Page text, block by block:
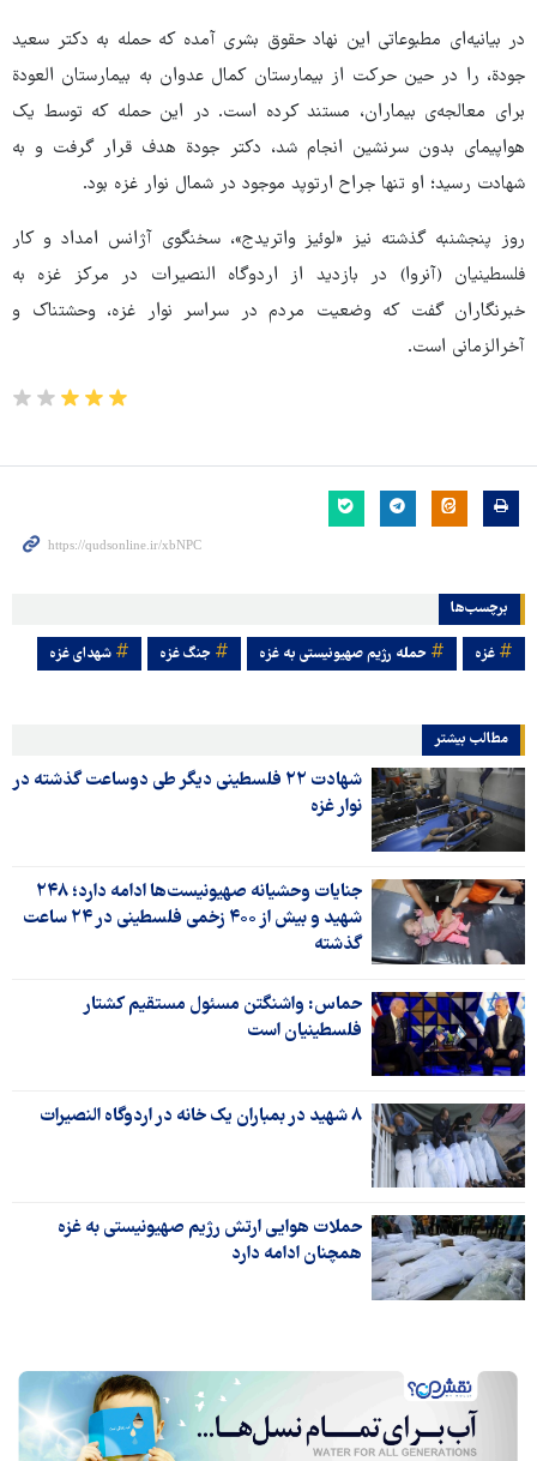
در بیانیه‌ای مطبوعاتی این نهاد حقوق بشری آمده که حمله به دکتر سعید
جودة، را در حین حرکت از بیمارستان کمال عدوان به بیمارستان العودة
برای معالجه‌ی بیماران، مستند کرده است. در این حمله که توسط یک
هواپیمای بدون سرنشین انجام شد، دکتر جودة هدف قرار گرفت و به
شهادت رسید؛ او تنها جراح ارتوپد موجود در شمال نوار غزه بود.
روز پنجشنبه گذشته نیز «لوئیز واتریدج»، سخنگوی آژانس امداد و کار
فلسطینیان (آنروا) در بازدید از اردوگاه النصیرات در مرکز غزه به
خبرنگاران گفت که وضعیت مردم در سراسر نوار غزه، وحشتناک و
آخرالزمانی است.
برچسب‌ها
غزه حمله رژیم صهیونیستی به غزه جنگ غزه شهدای غزه
مطالب بیشتر
شهادت ۲۲ فلسطینی دیگر طی دوساعت گذشته در
نوار غزه
جنایات وحشیانه صهیونیست‌ها ادامه دارد؛ ۲۴۸
شهید و بیش از ۴۰۰ زخمی فلسطینی در ۲۴ ساعت
گذشته
حماس: واشنگتن مسئول مستقیم کشتار
فلسطینیان است
۸ شهید در بمباران یک خانه در اردوگاه النصیرات
حملات هوایی ارتش رژیم صهیونیستی به غزه
همچنان ادامه دارد